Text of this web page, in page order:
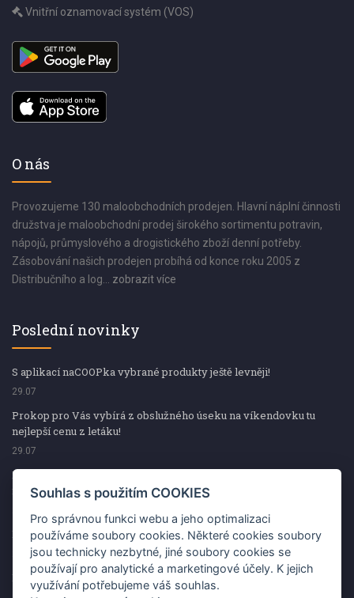
Vnitřní oznamovací systém (VOS)
O nás
Provozujeme 130 maloobchodních prodejen. Hlavní náplní činnosti
družstva je maloobchodní prodej širokého sortimentu potravin,
nápojů, průmyslového a drogistického zboží denní potřeby.
Zásobování našich prodejen probíhá od konce roku 2005 z
Distribučního a log... zobrazit více
Poslední novinky
S aplikací naCOOPka vybrané produkty ještě levněji!
29.07
Prokop pro Vás vybírá z obslužného úseku na víkendovku tu
nejlepší cenu z letáku!
29.07
Prokop pro Vás vybírá z obslužného úseku na víkendovku tu
nejlepší cenu z letáku!
Kup špekáčky od Váhaly a vyhraj s naCOOPkou sekerku Fiskars
29.07
Prokop pro Vás vybírá na víkendovku ty nejlepší ceny z letáku!
Souhlas s použitím COOKIES
Pro správnou funkci webu a jeho optimalizaci
používáme soubory cookies. Některé cookies soubory
jsou technicky nezbytné, jiné soubory cookies se
používají pro analytické a marketingové účely. K jejich
využívání potřebujeme váš souhlas.